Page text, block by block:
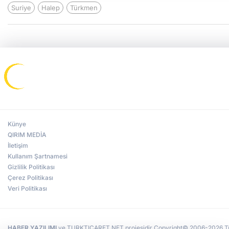
Suriye Halep Türkmen
Künye
QIRIM MEDİA
İletişim
Kullanım Şartnamesi
Gizlilik Politikası
Çerez Politikası
Veri Politikası